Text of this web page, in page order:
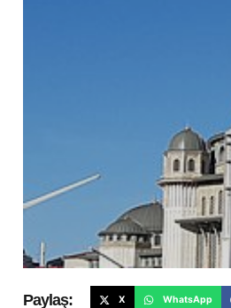
Paylaş: X WhatsApp